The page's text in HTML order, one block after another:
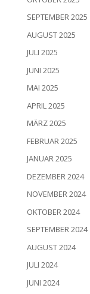
SEPTEMBER 2025
AUGUST 2025
JULI 2025
JUNI 2025
MAI 2025
APRIL 2025
MÄRZ 2025
FEBRUAR 2025
JANUAR 2025
DEZEMBER 2024
NOVEMBER 2024
OKTOBER 2024
SEPTEMBER 2024
AUGUST 2024
JULI 2024
JUNI 2024